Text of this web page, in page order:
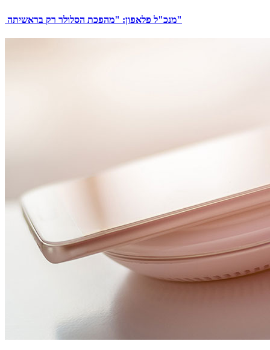
מנכ"ל פלאפון: "מהפכת הסלולר רק בראשיתה"